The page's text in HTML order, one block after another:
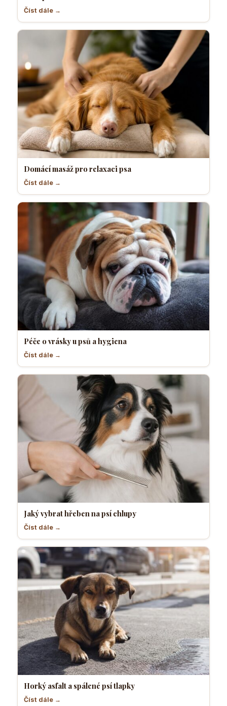
Číst dále →
Domácí masáž pro relaxaci psa
Číst dále →
Péče o vrásky u psů a hygiena
Číst dále →
Jaký vybrat hřeben na psí chlupy
Číst dále →
Horký asfalt a spálené psí tlapky
Číst dále →